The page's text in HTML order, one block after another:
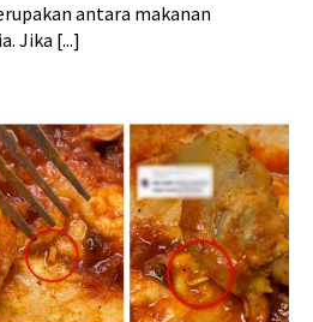
antara makanan
Jika [...]